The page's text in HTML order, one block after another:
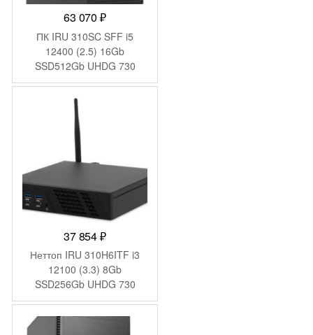
63 070₽
ПК IRU 310SC SFF i5
12400 (2.5) 16Gb
SSD512Gb UHDG 730
Windows 11 Pro GbitEth
200W черный (1969071)
37 854₽
Неттоп IRU 310H6ITF i3
12100 (3.3) 8Gb
SSD256Gb UHDG 730
Windows 11 Pro GbitEth
WiFi BT 90W черный